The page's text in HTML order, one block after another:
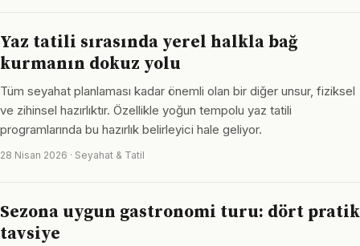
Yaz tatili sırasında yerel halkla bağ
kurmanın dokuz yolu
Tüm seyahat planlaması kadar önemli olan bir diğer unsur, fiziksel
ve zihinsel hazırlıktır. Özellikle yoğun tempolu yaz tatili
programlarında bu hazırlık belirleyici hale geliyor.
28 Nisan 2026 · Seyahat & Tatil
Sezona uygun gastronomi turu: dört pratik
tavsiye